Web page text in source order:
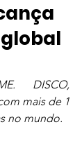
DISCO,
mais de 1
no mundo.